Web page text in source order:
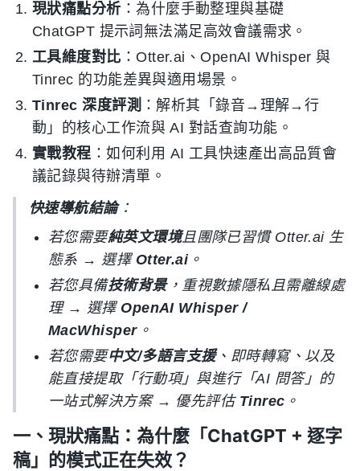
現狀痛點分析 ：為什麼手動整理與基礎
ChatGPT 提示詞無法滿足高效會議需求。
工具維度對比 ：Otter.ai、OpenAI Whisper 與
Tinrec 的功能差異與適用場景。
Tinrec 深度評測 ：解析其「錄音→理解→行
動」的核心工作流與 AI 對話查詢功能。
實戰教程 ：如何利用 AI 工具快速產出高品質會
議記錄與待辦清單。
快速導航結論：
若您需要純英文環境且團隊已習慣 Otter.ai 生
態系 → 選擇 Otter.ai。
若您具備技術背景，重視數據隱私且需離線處
理 → 選擇 OpenAI Whisper /
MacWhisper。
若您需要中文/多語言支援、即時轉寫、以及
能直接提取「行動項」與進行「AI 問答」的
一站式解決方案 → 優先評估 Tinrec 。
一、現狀痛點：為什麼「ChatGPT + 逐字
稿」的模式正在失效？